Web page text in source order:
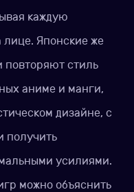
каждую
лице. Японские же
повторяют стиль
аниме и манги,
дизайне, с
получить
усилиями.
можно объяснить